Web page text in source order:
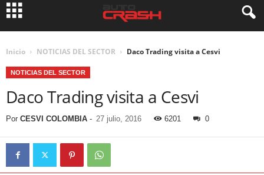
Inicio NOTICIAS DEL SECTOR Daco Trading visita a Cesvi
NOTICIAS DEL SECTOR
Daco Trading visita a Cesvi
Por CESVI COLOMBIA - 27 julio, 2016 6201 0